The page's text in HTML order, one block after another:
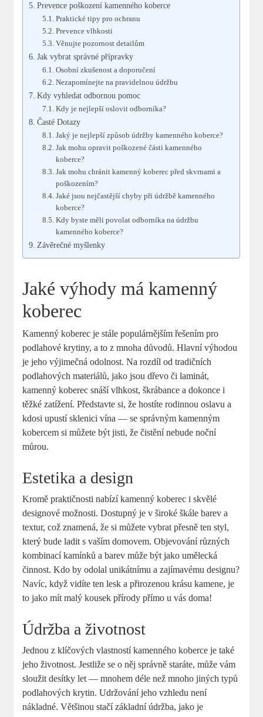
Prevence poškození kamenného koberce
Praktické tipy pro ochranu
Prevence vlhkosti
Věnujte pozornost detailům
Jak vybrat správné přípravky
Osobní zkušenost a doporučení
Nezapomínejte na pravidelnou údržbu
Kdy vyhledat odbornou pomoc
Kdy je nejlepší oslovit odborníka?
Časté Dotazy
Jaký je nejlepší způsob údržby kamenného koberce?
Jak mohu opravit poškozené části kamenného
koberce?
Jak mohu chránit kamenný koberec před skvrnami a
poškozením?
Jaké jsou nejčastější chyby při údržbě kamenného
koberce?
Kdy byste měli povolat odborníka na údržbu
kamenného koberce?
Závěrečné myšlenky
Jaké výhody má kamenný
koberec
Kamenný koberec je stále populárnějším řešením pro
podlahové krytiny, a to z mnoha důvodů. Hlavní výhodou
je jeho výjimečná odolnost. Na rozdíl od tradičních
podlahových materiálů, jako jsou dřevo či laminát,
kamenný koberec snáší vlhkost, škrábance a dokonce i
těžké zatížení. Představte si, že hostíte rodinnou oslavu a
kdosi upustí sklenici vína — se správným kamenným
kobercem si můžete být jisti, že čistění nebude noční
můrou.
Estetika a design
Kromě praktičnosti nabízí kamenný koberec i skvělé
designové možnosti. Dostupný je v široké škále barev a
textur, což znamená, že si můžete vybrat přesně ten styl,
který bude ladit s vaším domovem. Objevování různých
kombinací kamínků a barev může být jako umělecká
činnost. Kdo by odolal unikátnímu a zajímavému designu?
Navíc, když vidíte ten lesk a přirozenou krásu kamene, je
to jako mít malý kousek přírody přímo u vás doma!
Údržba a životnost
Jednou z klíčových vlastností kamenného koberce je také
jeho životnost. Jestliže se o něj správně staráte, může vám
sloužit desítky let — mnohem déle než mnoho jiných typů
podlahových krytin. Udržování jeho vzhledu není
nákladné. Většinou stačí základní údržba, jako je